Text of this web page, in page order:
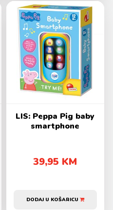
LIS: Peppa Pig baby
smartphone
39,95 KM
DODAJ U KOŠARICU